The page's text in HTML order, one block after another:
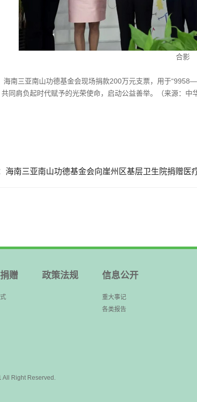
合影
海南三亚南山功德基金会现场捐款200万元支票，用于
同肩负起时代赋予的光荣使命，启动公益善举。
（来源：中
海南三亚南山功德基金会向崖州区基层卫生院捐赠医
赠 政策法规 信息公开
重大事记
各类报告
All Right Reserved.